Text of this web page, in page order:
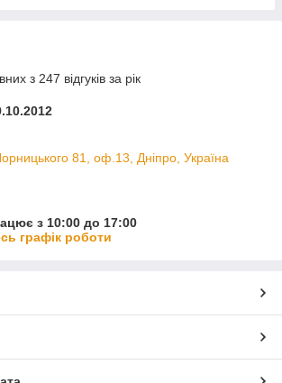
з 247 відгуків за рік
81, оф.13, Дніпро, Україна
з 10:00 до 17:00
графік роботи